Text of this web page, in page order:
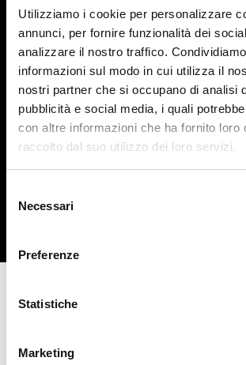
Utilizziamo i cookie per personalizzare
annunci, per fornire funzionalità dei
analizzare il nostro traffico.
informazioni sul modo in cui utilizza il
nostri partner che si occupano di analisi
pubblicità e social media, i quali
con altre informazioni che ha fornito loro
raccolto dal suo utilizzo dei loro servizi.
delNecessari
Preferenze
Statistiche
Marketing
Il marchio Meccanica Benassi
più avanzata in fatto di macchine per
dei giardini, delle aree verdi e dei
Motozappatrici, Motofalciatrici,
Trinciasarmenti, Trattorini e
Dal 1953 ad oggi, l'azienda ha
la progettazione e la produzione, con
attenzione alla robustezza ed alla
prodotti, garantendo il servizio
oggi, grazie alla rete di Rivenditori e
essere considerata leader a livello
VIENI A CONOSCERE LA NOSTRA